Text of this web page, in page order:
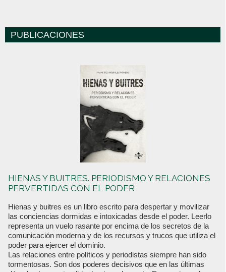
PUBLICACIONES
HIENAS Y BUITRES. PERIODISMO Y RELACIONES
PERVERTIDAS CON EL PODER
Hienas y buitres es un libro escrito para despertar y movilizar
las conciencias dormidas e intoxicadas desde el poder. Leerlo
representa un vuelo rasante por encima de los secretos de la
comunicación moderna y de los recursos y trucos que utiliza el
poder para ejercer el dominio.
Las relaciones entre políticos y periodistas siempre han sido
tormentosas. Son dos poderes decisivos que en las últimas